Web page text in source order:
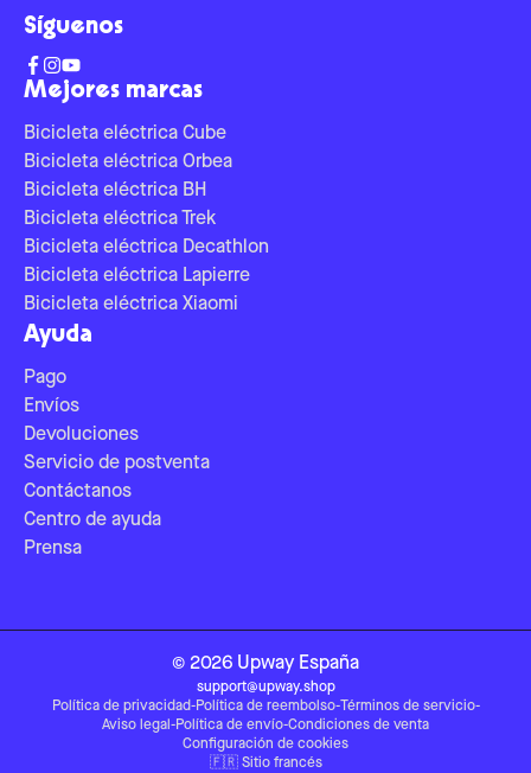
Mejores marcas
Bicicleta eléctrica Cube
Bicicleta eléctrica Orbea
Bicicleta eléctrica BH
Bicicleta eléctrica Trek
Bicicleta eléctrica Decathlon
Bicicleta eléctrica Lapierre
Bicicleta eléctrica Xiaomi
Ayuda
Pago
Envíos
Devoluciones
Servicio de postventa
Contáctanos
Centro de ayuda
Prensa
Síguenos
© 2026 Upway España
support@upway.shop
Política de privacidad-Política de reembolso-Términos de servicio-
Aviso legal -Política de envío-Condiciones de venta
Configuración de cookies
🇫🇷 Sitio francés